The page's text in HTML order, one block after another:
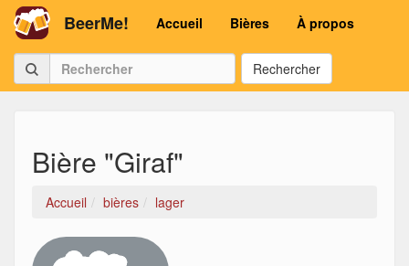
BeerMe! Accueil Bières À propos
Rechercher
Bière "Giraf"
Accueil bières lager